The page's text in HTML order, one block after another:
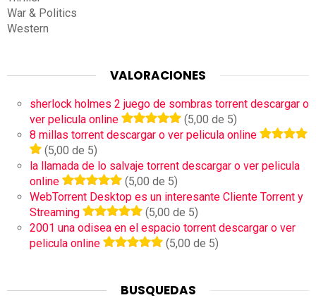
War & Politics
Western
VALORACIONES
sherlock holmes 2 juego de sombras torrent descargar o
ver pelicula online
(5,00 de 5)
8 millas torrent descargar o ver pelicula online
(5,00 de 5)
la llamada de lo salvaje torrent descargar o ver pelicula
online
(5,00 de 5)
WebTorrent Desktop es un interesante Cliente Torrent y
Streaming
(5,00 de 5)
2001 una odisea en el espacio torrent descargar o ver
pelicula online
(5,00 de 5)
BUSQUEDAS